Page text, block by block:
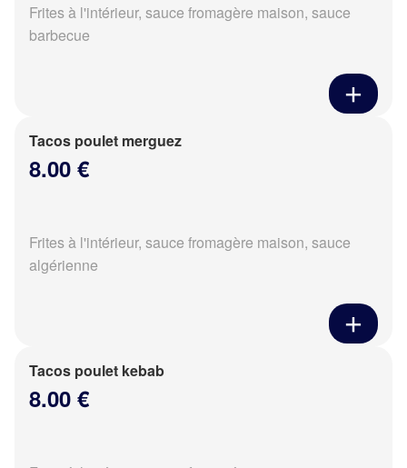
Frites à l'intérieur, sauce fromagère maison, sauce
barbecue
Tacos poulet merguez
8.00 €
Frites à l'intérieur, sauce fromagère maison, sauce
algérienne
Tacos poulet kebab
8.00 €